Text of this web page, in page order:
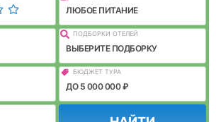
ЛЮБОЕ ПИТАНИЕ
ПОДБОРКИ ОТЕЛЕЙ
ВЫБЕРИТЕ ПОДБОРКУ
БЮДЖЕТ ТУРА
ДО 5 000 000 ₽